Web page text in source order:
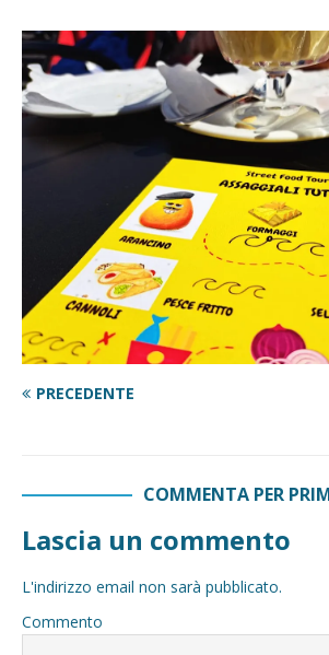
PRECEDENTE
COMMENTA PER
Lascia un commento
L'indirizzo email non sarà pubblicato.
Commento